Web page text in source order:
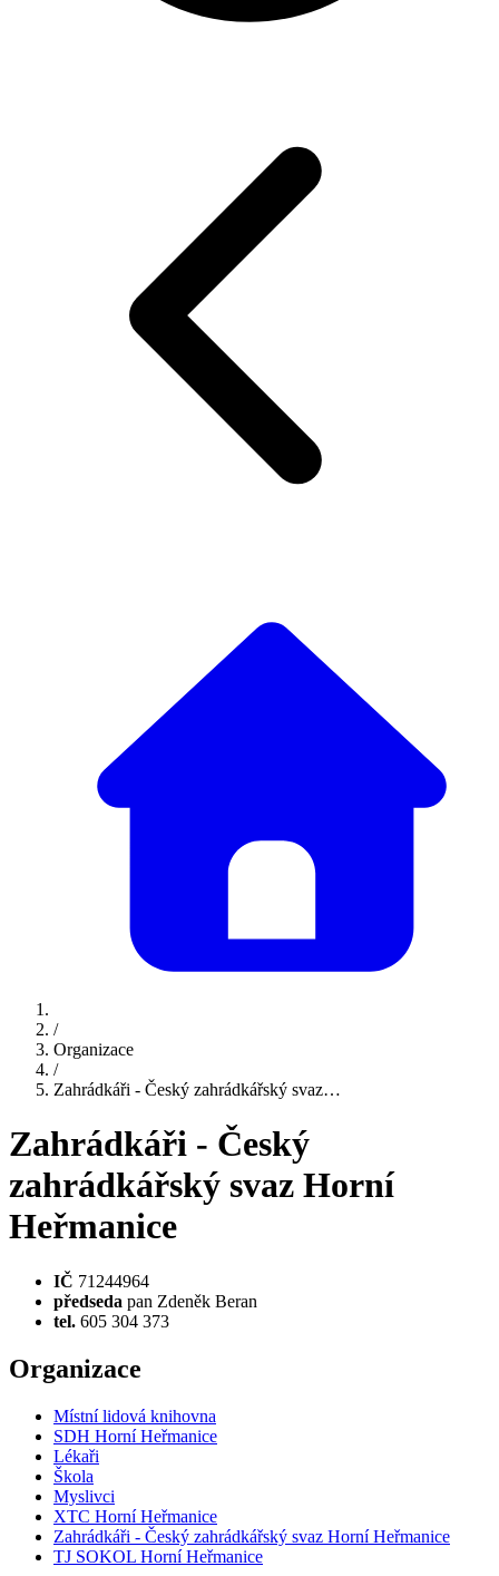
/
Organizace
/
Zahrádkáři - Český zahrádkářský svaz…
Zahrádkáři - Český
zahrádkářský svaz Horní
Heřmanice
IČ 71244964
předseda pan Zdeněk Beran
tel. 605 304 373
Organizace
Místní lidová knihovna
SDH Horní Heřmanice
Lékaři
Škola
Myslivci
XTC Horní Heřmanice
Zahrádkáři - Český zahrádkářský svaz Horní Heřmanice
TJ SOKOL Horní Heřmanice